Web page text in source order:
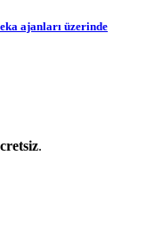
ajanları üzerinde
.